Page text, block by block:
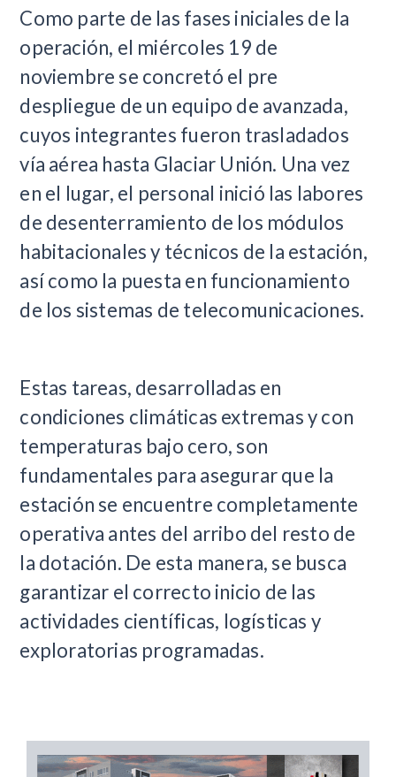
Como parte de las fases iniciales de la
operación, el miércoles 19 de
noviembre se concretó el pre
despliegue de un equipo de avanzada,
cuyos integrantes fueron trasladados
vía aérea hasta Glaciar Unión. Una vez
en el lugar, el personal inició las labores
de desenterramiento de los módulos
habitacionales y técnicos de la estación,
así como la puesta en funcionamiento
de los sistemas de telecomunicaciones.
Estas tareas, desarrolladas en
condiciones climáticas extremas y con
temperaturas bajo cero, son
fundamentales para asegurar que la
estación se encuentre completamente
operativa antes del arribo del resto de
la dotación. De esta manera, se busca
garantizar el correcto inicio de las
actividades científicas, logísticas y
exploratorias programadas.